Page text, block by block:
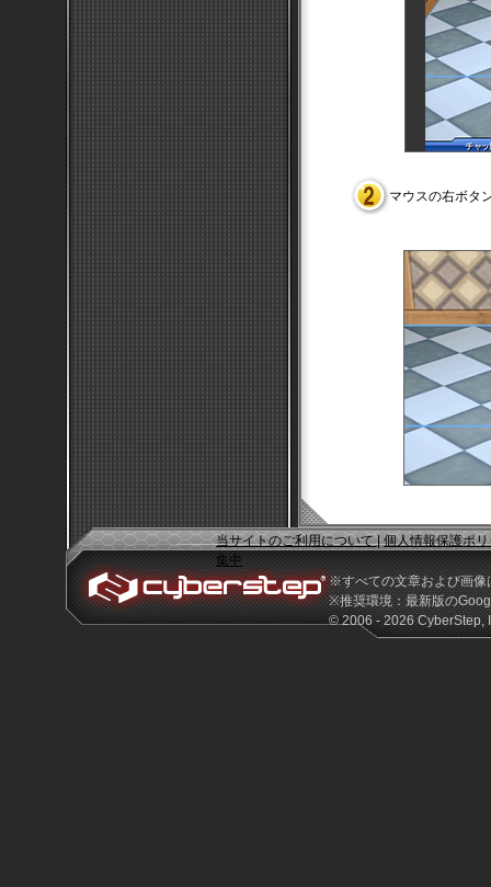
マウスの右ボタ
当サイトのご利用について|個人情報保護ポ
集中
※すべての文章および画像
※推奨環境：最新版の
© 2006 - 2026 CyberStep,